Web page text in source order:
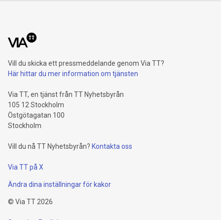
Vill du skicka ett pressmeddelande genom Via TT?
Här hittar du mer information om tjänsten
Via TT, en tjänst från TT Nyhetsbyrån
105 12 Stockholm
Östgötagatan 100
Stockholm
Vill du nå TT Nyhetsbyrån? Kontakta oss
Via TT på X
Ändra dina inställningar för kakor
© Via TT 2026